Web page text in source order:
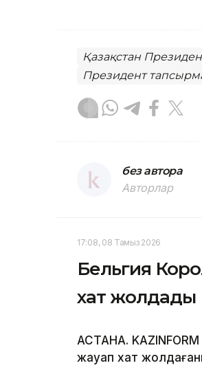
Қазақстан
Президент
без автора
Авторлар
17:08, 08 Тамыз 2026
Бельгия
хат жолдады
АСТАНА.
жауап хат